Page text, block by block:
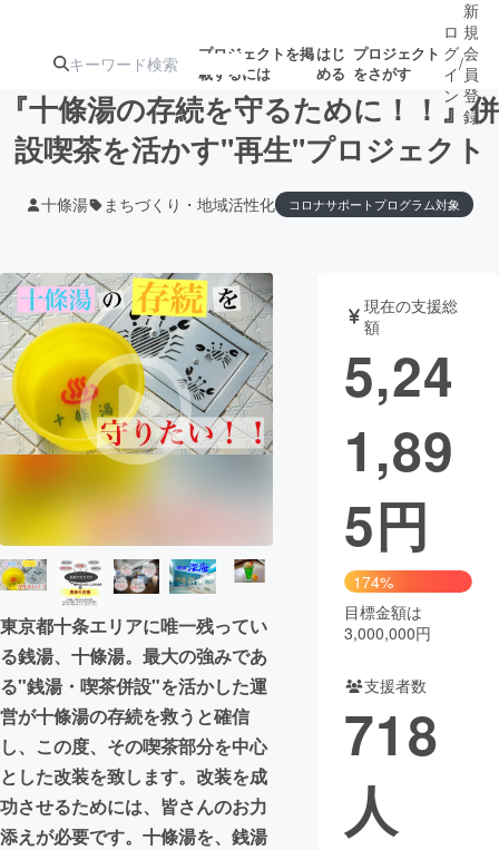
プロジェクトを掲
載するには
はじ
める
プロジェクト
をさがす
ジェクト
ターン
ジェクト
募集終了が近いプ
ロジェクト
もうすぐ公開
されます
アート・写真 音楽
テクノロジー・ガジェット ゲーム・サ
映像・映画
ビジネス・起業
まちづくり・地域活性化
CAMPFIRE for Social Good
CAMPFIRE Creation
CAMPFIREふるさと納税machi-ya コミュニティ
ロ
グ
イ
ン
/
新
規
会
員
登
録
『十條湯の存続を守るために！！』併
設喫茶を活かす"再生"プロジェクト
十條湯 まちづくり・地域活性化 コロナサポートプログラム対象
東京都十条エリアに唯一残ってい
る銭湯、十條湯。最大の強みであ
る"銭湯・喫茶併設"を活かした運
営が十條湯の存続を救うと確信
し、この度、その喫茶部分を中心
とした改装を致します。改装を成
功させるためには、皆さんのお力
添えが必要です。十條湯を、銭湯
現在の支援総
額
5,24
1,89
5円
174%
目標金額は
3,000,000円
支援者数
718
人